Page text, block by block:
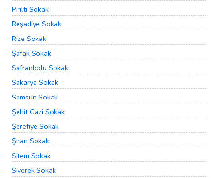
Pırıltı Sokak
Reşadiye Sokak
Rize Sokak
Şafak Sokak
Safranbolu Sokak
Sakarya Sokak
Samsun Sokak
Şehit Gazi Sokak
Şerefiye Sokak
Şıran Sokak
Sitem Sokak
Siverek Sokak